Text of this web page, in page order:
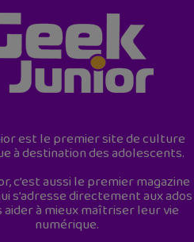
est le premier site de culture
à destination des adolescents.
c’est aussi le premier magazine
s’adresse directement aux ados
à mieux maîtriser leur vie
numérique.